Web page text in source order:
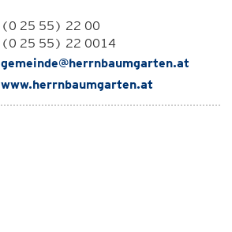
(0 25 55) 22 00
(0 25 55) 22 0014
gemeinde@herrnbaumgarten.at
www.herrnbaumgarten.at